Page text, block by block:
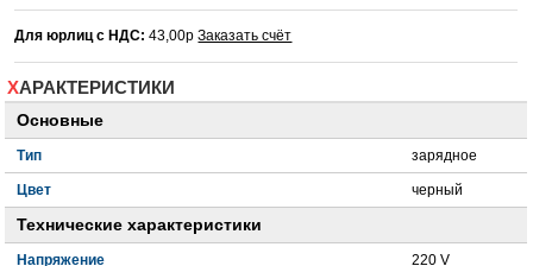
Для юрлиц с НДС: 43,00рЗаказать счёт
ХАРАКТЕРИСТИКИ
Основные
Тип зарядное
Цвет черный
Технические характеристики
Напряжение 220 V